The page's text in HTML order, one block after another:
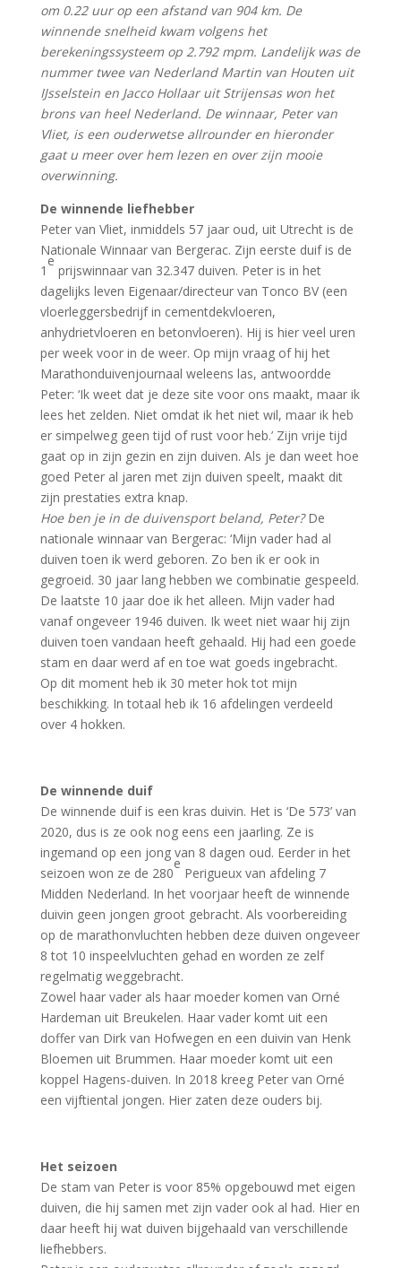
om 0.22 uur op een afstand van 904 km. De
winnende snelheid kwam volgens het
berekeningssysteem op 2.792 mpm. Landelijk was de
nummer twee van Nederland Martin van Houten uit
IJsselstein en Jacco Hollaar uit Strijensas won het
brons van heel Nederland. De winnaar, Peter van
Vliet, is een ouderwetse allrounder en hieronder
gaat u meer over hem lezen en over zijn mooie
overwinning.
De winnende liefhebber
Peter van Vliet, inmiddels 57 jaar oud, uit Utrecht is de
Nationale Winnaar van Bergerac. Zijn eerste duif is de
1
e
prijswinnaar van 32.347 duiven. Peter is in het
dagelijks leven Eigenaar/directeur van Tonco BV (een
vloerleggersbedrijf in cementdekvloeren,
anhydrietvloeren en betonvloeren). Hij is hier veel uren
per week voor in de weer. Op mijn vraag of hij het
Marathonduivenjournaal weleens las, antwoordde
Peter: ‘Ik weet dat je deze site voor ons maakt, maar ik
lees het zelden. Niet omdat ik het niet wil, maar ik heb
er simpelweg geen tijd of rust voor heb.’ Zijn vrije tijd
gaat op in zijn gezin en zijn duiven. Als je dan weet hoe
goed Peter al jaren met zijn duiven speelt, maakt dit
zijn prestaties extra knap.
Hoe ben je in de duivensport beland, Peter?De
nationale winnaar van Bergerac: ‘Mijn vader had al
duiven toen ik werd geboren. Zo ben ik er ook in
gegroeid. 30 jaar lang hebben we combinatie gespeeld.
De laatste 10 jaar doe ik het alleen. Mijn vader had
vanaf ongeveer 1946 duiven. Ik weet niet waar hij zijn
duiven toen vandaan heeft gehaald. Hij had een goede
stam en daar werd af en toe wat goeds ingebracht.
Op dit moment heb ik 30 meter hok tot mijn
beschikking. In totaal heb ik 16 afdelingen verdeeld
over 4 hokken.
De winnende duif
De winnende duif is een kras duivin. Het is ‘De 573’ van
2020, dus is ze ook nog eens een jaarling. Ze is
ingemand op een jong van 8 dagen oud. Eerder in het
seizoen won ze de 280
e
Perigueux van afdeling 7
Midden Nederland. In het voorjaar heeft de winnende
duivin geen jongen groot gebracht. Als voorbereiding
op de marathonvluchten hebben deze duiven ongeveer
8 tot 10 inspeelvluchten gehad en worden ze zelf
regelmatig weggebracht.
Zowel haar vader als haar moeder komen van Orné
Hardeman uit Breukelen. Haar vader komt uit een
doffer van Dirk van Hofwegen en een duivin van Henk
Bloemen uit Brummen. Haar moeder komt uit een
koppel Hagens-duiven. In 2018 kreeg Peter van Orné
een vijftiental jongen. Hier zaten deze ouders bij.
Het seizoen
De stam van Peter is voor 85% opgebouwd met eigen
duiven, die hij samen met zijn vader ook al had. Hier en
daar heeft hij wat duiven bijgehaald van verschillende
liefhebbers.